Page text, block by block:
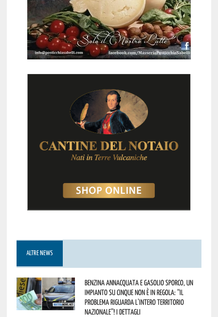
ALTRE NEWS
Benzina annacquata e gasolio sporco, un
impianto su cinque non è in regola: “il
problema riguarda l’intero territorio
Nazionale”! I dettagli